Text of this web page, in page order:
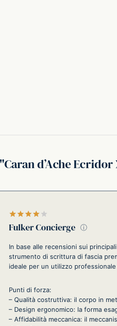
Caran d’Ache
Fulker Concierge ⓘ
In base alle recensioni sui
strumento di scrittura di fascia
ideale per un utilizzo
Punti di forza:
– Qualità costruttiva: il corpo in
– Design ergonomico: la forma
– Affidabilità meccanica: il